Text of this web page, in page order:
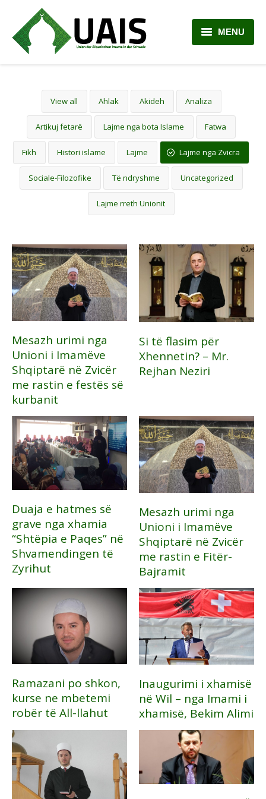
MENU
RRETH NESH
ARTIKUJ
PLANI MËSIMOR
KONTAKTI
View all Ahlak Akideh Analiza
Artikuj fetarë Lajme nga bota Islame Fatwa
Fikh Histori islame Lajme Lajme nga Zvicra
Sociale-Filozofike Të ndryshme Uncategorized
Lajme rreth Unionit
Mesazh urimi nga
Unioni i Imamëve
Shqiptarë në Zvicër
me rastin e festës së
kurbanit
Si të flasim për
Xhennetin? – Mr.
Rejhan Neziri
Duaja e hatmes së
grave nga xhamia
“Shtëpia e Paqes” në
Shvamendingen të
Zyrihut
Mesazh urimi nga
Unioni i Imamëve
Shqiptarë në Zvicër
me rastin e Fitër-
Bajramit
Ramazani po shkon,
kurse ne mbetemi
robër të All-llahut
Inaugurimi i xhamisë
në Wil – nga Imami i
xhamisë, Bekim Alimi